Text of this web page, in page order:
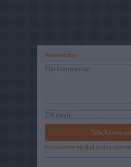
Komentarer
Kommentaren skal godkendes